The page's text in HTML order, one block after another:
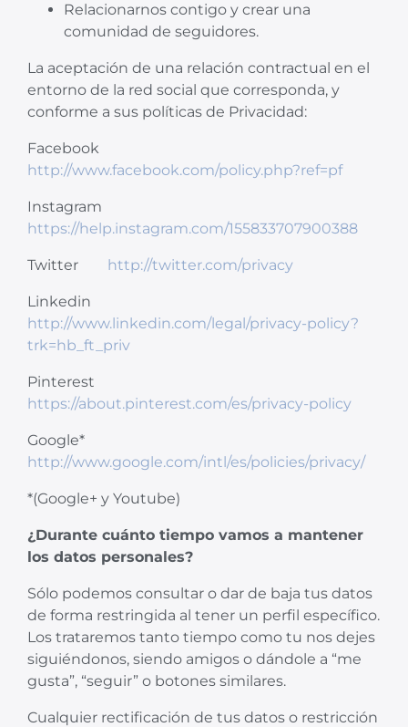
Relacionarnos contigo y crear una
comunidad de seguidores.
La aceptación de una relación contractual en el
entorno de la red social que corresponda, y
conforme a sus políticas de Privacidad:
Facebook
http://www.facebook.com/policy.php?ref=pf
Instagram
https://help.instagram.com/155833707900388
Twitter http://twitter.com/privacy
Linkedin
http://www.linkedin.com/legal/privacy-policy?
trk=hb_ft_priv
Pinterest
https://about.pinterest.com/es/privacy-policy
Google*
http://www.google.com/intl/es/policies/privacy/
*(Google+ y Youtube)
¿Durante cuánto tiempo vamos a mantener
los datos personales?
Sólo podemos consultar o dar de baja tus datos
de forma restringida al tener un perfil específico.
Los trataremos tanto tiempo como tu nos dejes
siguiéndonos, siendo amigos o dándole a “me
gusta”, “seguir” o botones similares.
Cualquier rectificación de tus datos o restricción